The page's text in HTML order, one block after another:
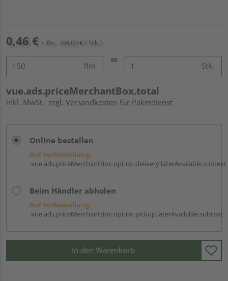
0,46 € / lfm (69,00 € / Stk.)
lfm Stk.
vue.ads.priceMerchantBox.total
inkl. MwSt. zzgl. Versandkosten für Paketdienst
Online bestellen
Auf Vorbestellung:
vue.ads.priceMerchantBox.option.delivery.laterAvailable.subtext
Beim Händler abholen
Auf Vorbestellung:
vue.ads.priceMerchantBox.option.pickup.laterAvailable.subtext
In den Warenkorb